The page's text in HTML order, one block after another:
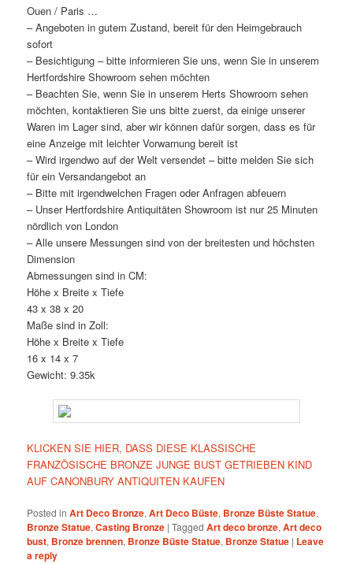
Ouen / Paris …
– Angeboten in gutem Zustand, bereit für den Heimgebrauch
sofort
– Besichtigung – bitte informieren Sie uns, wenn Sie in unserem
Hertfordshire Showroom sehen möchten
– Beachten Sie, wenn Sie in unserem Herts Showroom sehen
möchten, kontaktieren Sie uns bitte zuerst, da einige unserer
Waren im Lager sind, aber wir können dafür sorgen, dass es für
eine Anzeige mit leichter Vorwarnung bereit ist
– Wird irgendwo auf der Welt versendet – bitte melden Sie sich
für ein Versandangebot an
– Bitte mit irgendwelchen Fragen oder Anfragen abfeuern
– Unser Hertfordshire Antiquitäten Showroom ist nur 25 Minuten
nördlich von London
– Alle unsere Messungen sind von der breitesten und höchsten
Dimension
Abmessungen sind in CM:
Höhe x Breite x Tiefe
43 x 38 x 20
Maße sind in Zoll:
Höhe x Breite x Tiefe
16 x 14 x 7
Gewicht: 9.35k
KLICKEN SIE HIER, DASS DIESE KLASSISCHE
FRANZÖSISCHE BRONZE JUNGE BUST GETRIEBEN KIND
AUF CANONBURY ANTIQUITEN KAUFEN
Posted in Art Deco Bronze,Art Deco Büste, Bronze Büste Statue,
Bronze Statue,Casting Bronze |Tagged Art deco bronze,Art deco
bust, Bronze brennen, Bronze Büste Statue, Bronze Statue | Leave
a reply